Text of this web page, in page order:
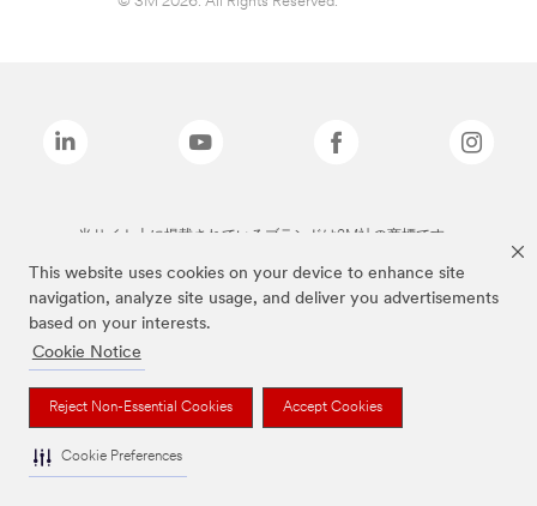
This website uses cookies on your device to enhance site
navigation, analyze site usage, and deliver you advertisements
based on your interests.
Cookie Notice
Reject Non-Essential Cookies Accept Cookies
Cookie Preferences
当サイト上に掲載されているブランドは3M社の商標です。